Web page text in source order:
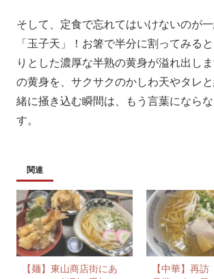
そして、定食で忘れてはいけないのが
「玉子天」！お箸で半分に割ってみる
りとした濃厚な半熟の黄身が溢れ出し
の黄身を、サクサクのかしわ天やタレ
緒に掻き込む瞬間は、もう言葉になら
す。
関連
【麺】東山商店街にあ
【中華】再